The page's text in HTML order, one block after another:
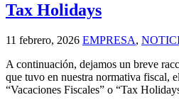
Tax Holidays
11 febrero, 2026 EMPRESA,
A continuación, dejamos un breve
que tuvo en nuestra normativa fiscal,
“Vacaciones Fiscales” o “Tax